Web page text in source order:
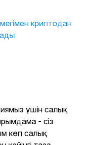
криптодан
үшін салық
- сіз
көп салық